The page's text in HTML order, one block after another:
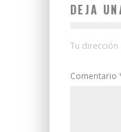
DEJA
Tu
Comentario